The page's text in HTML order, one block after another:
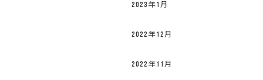
2023年1月
2022年12月
2022年11月